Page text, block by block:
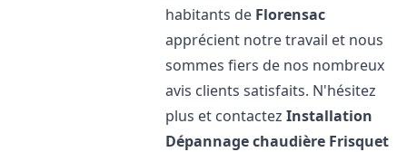
habitants de Florensac
apprécient notre travail et nous
sommes fiers de nos nombreux
avis clients satisfaits. N'hésitez
plus et contactezInstallation
Dépannage chaudière Frisquet